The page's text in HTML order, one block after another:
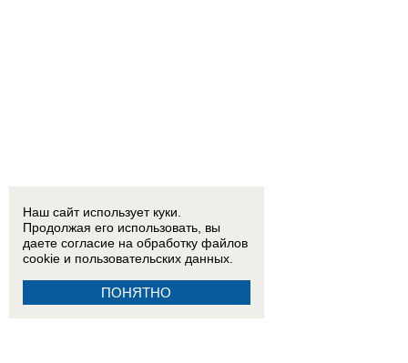
Наш сайт использует куки.
Продолжая его использовать, вы
даете согласие на обработку файлов
cookie и пользовательских данных.
ПОНЯТНО